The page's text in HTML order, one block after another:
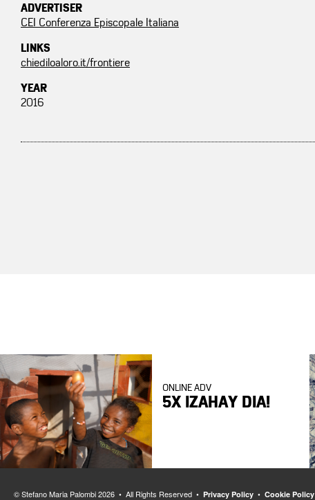
ADVERTISER
CEI Conferenza Episcopale Italiana
LINKS
chiediloaloro.it/frontiere
YEAR
2016
ONLINE ADV
5X IZAHAY DIA!
© Stefano Maria Palombi 2026 • All Rights Reserved • Privacy Policy • Cookie Policy